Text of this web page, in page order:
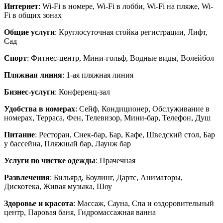
Интернет: Wi-Fi в номере, Wi-Fi в лобби, Wi-Fi на пляже, Wi-
Fi в общих зонах
Общие услуги: Круглосуточная стойка регистрации, Лифт,
Сад
Спорт: Фитнес-центр, Мини-гольф, Водные виды, Волейбол
Пляжная линия: 1-ая пляжная линия
Бизнес-услуги: Конференц-зал
Удобства в номерах: Сейф, Кондиционер, Обслуживание в
номерах, Терраса, Фен, Телевизор, Мини-бар, Телефон, Душ
Питание: Ресторан, Снек-бар, Бар, Кафе, Шведский стол, Бар
у бассейна, Пляжный бар, Лаунж бар
Услуги по чистке одежды: Прачечная
Развлечения: Бильярд, Боулинг, Дартс, Аниматоры,
Дискотека, Живая музыка, Шоу
Здоровье и красота: Массаж, Сауна, Спа и оздоровительный
центр, Паровая баня, Гидромассажная ванна